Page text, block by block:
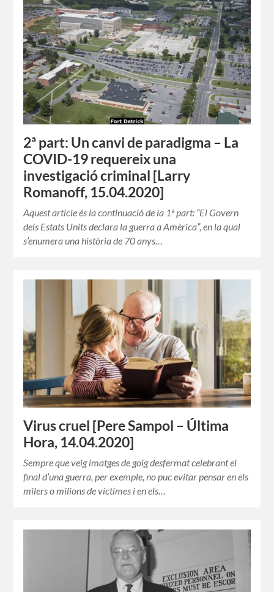
2ª part: Un canvi de paradigma – La
COVID-19 requereix una
investigació criminal [Larry
Romanoff, 15.04.2020]
Aquest article és la continuació de la 1ª part: “El Govern
dels Estats Units declara la guerra a Amèrica”, en la qual
s’enumera una història de 70 anys…
Virus cruel [Pere Sampol – Última
Hora, 14.04.2020]
Sempre que veig imatges de goig desfermat celebrant el
final d’una guerra, per exemple, no puc evitar pensar en els
milers o milions de víctimes i en els…